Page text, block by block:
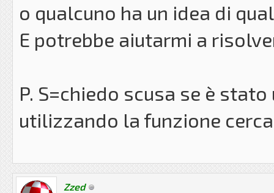
o qualcuno ha un idea di
E potrebbe aiutarmi a
P. S=chiedo scusa se è
utilizzando la funzione
Zzed